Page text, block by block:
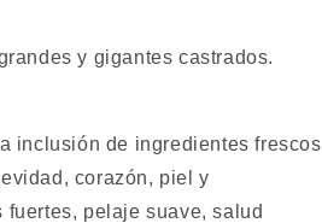
y gigantes castrados.
inclusión de ingredientes frescos
corazón, piel y
pelaje suave, salud